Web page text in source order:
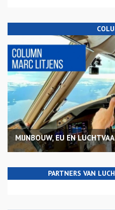
MIJNBOUW, EU EN
PARTNERS VAN